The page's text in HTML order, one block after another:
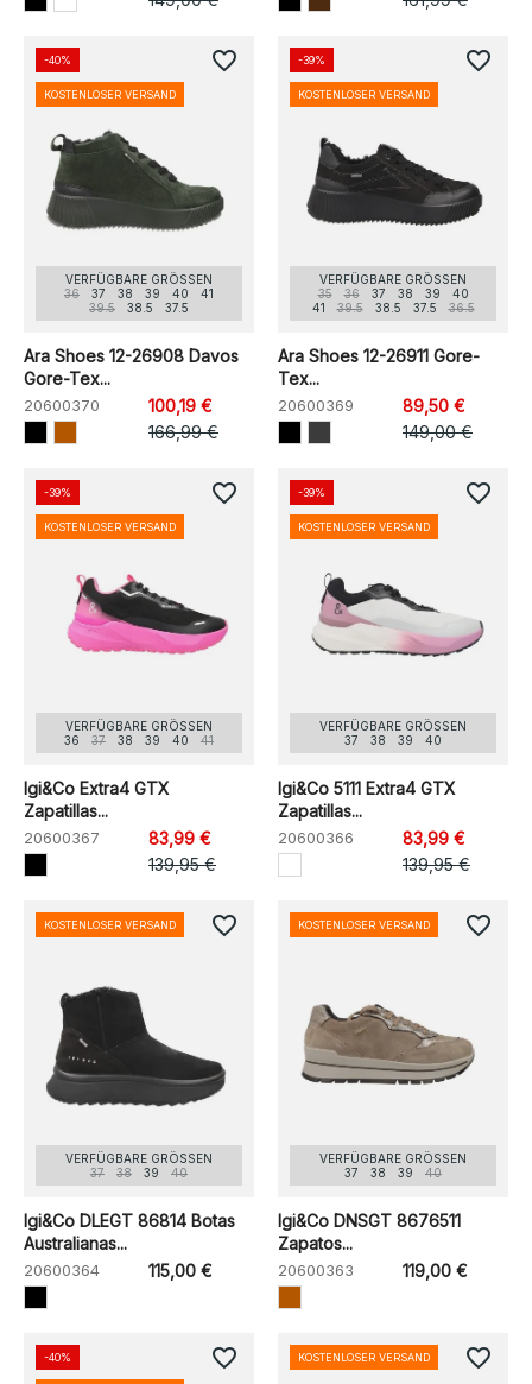
VERFÜGBARE GRÖSSEN
36
37 38 39 40
41
39.5
38.5 37.5
Ara Shoes 12-26908 Davos
Gore-Tex...
20600370
100,19 €
166,99 €
-40%
KOSTENLOSER VERSAND
favorite_border
VERFÜGBARE GRÖSSEN
35
36 37 38 39
40
41
39.5 38.5 37.5 36.5
Ara Shoes 12-26911 Gore-
Tex...
20600369
89,50 €
149,00 €
-39%
KOSTENLOSER VERSAND
favorite_border
VERFÜGBARE GRÖSSEN
36
37 38 39 40 41
Igi&Co Extra4 GTX
Zapatillas...
20600367
83,99 €
139,95 €
-39%
KOSTENLOSER VERSAND
favorite_border
VERFÜGBARE GRÖSSEN
37
38 39 40
Igi&Co 5111 Extra4 GTX
Zapatillas...
20600366
83,99 €
139,95 €
-39%
KOSTENLOSER VERSAND
favorite_border
VERFÜGBARE GRÖSSEN
37
38 39 40
Igi&Co DLEGT 86814 Botas
Australianas...
20600364 115,00 €
KOSTENLOSER VERSAND favorite_border
VERFÜGBARE GRÖSSEN
37
38 39 40
Igi&Co DNSGT 8676511
Zapatos...
20600363 119,00 €
KOSTENLOSER VERSAND favorite_border
-40% favorite_border KOSTENLOSER VERSAND favorite_border